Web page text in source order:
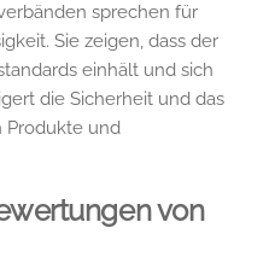
sprechen für
Sie zeigen, dass der
einhält und sich
die Sicherheit und das
Produkte und
von